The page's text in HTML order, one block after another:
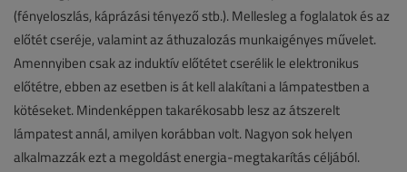
(fényeloszlás, káprázási tényező stb.). Mellesleg a foglalatok és az
előtét cseréje, valamint az áthuzalozás munkaigényes művelet.
Amennyiben csak az induktív előtétet cserélik le elektronikus
előtétre, ebben az esetben is át kell alakítani a lámpatestben a
kötéseket. Mindenképpen takarékosabb lesz az átszerelt
lámpatest annál, amilyen korábban volt. Nagyon sok helyen
alkalmazzák ezt a megoldást energia-megtakarítás céljából.